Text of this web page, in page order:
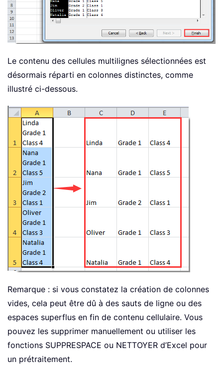
Le contenu des cellules multilignes sélectionnées est
désormais réparti en colonnes distinctes, comme
illustré ci-dessous.
Remarque : si vous constatez la création de colonnes
vides, cela peut être dû à des sauts de ligne ou des
espaces superflus en fin de contenu cellulaire. Vous
pouvez les supprimer manuellement ou utiliser les
fonctions SUPPRESPACE ou NETTOYER d’Excel pour
un prétraitement.